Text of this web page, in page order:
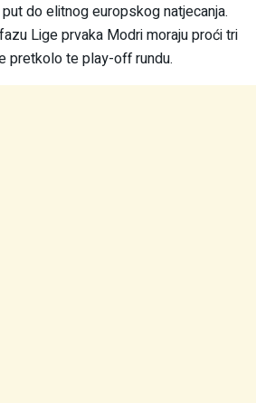
do elitnog europskog natjecanja.
Lige prvaka Modri moraju proći tri
pretkolo te play-off rundu.